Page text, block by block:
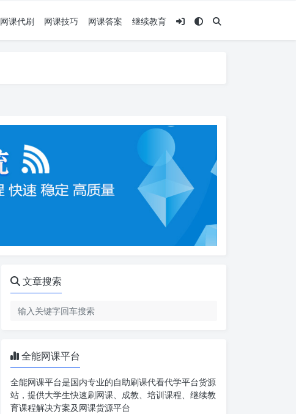
网课代刷 网课技巧 网课答案 继续教育
文章搜索
全能网课平台
全能网课平台是国内专业的自助刷课代看代学平台货源
站，提供大学生快速刷网课、成教、培训课程、继续教
育课程解决方案及网课货源平台